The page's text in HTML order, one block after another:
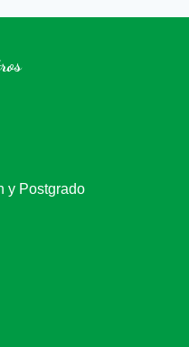
y Postgrado